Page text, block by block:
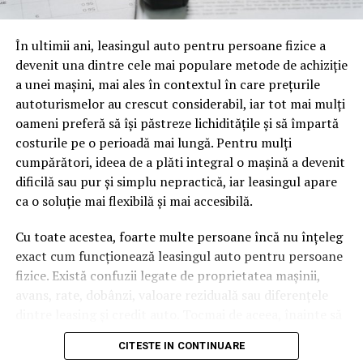
oamenii cu adevărat. Dacă transcrierea ajunge pe o
cuvinte tematice, scrise exact în limbajul în care se
caută.
Apoi vine partea de comportament. O pagină pe care
vizitatorii stau zece, cincisprezece minute ca să
urmărească replay-ul trimite un semnal greu de ignorat.
Google nu îți măsoară direct satisfacția, însă timpul
petrecut, scrollul și revenirile spun ceva despre cât de
util e materialul.
Și mai e ceva ce se uită ușor. Un webinar reușit atrage
linkuri aproape de la sine. Cineva îl menționează într-un
newsletter, altcineva îl citează într-un articol, un
partener îl trimite în comunitatea lui. Fiecare astfel de
tău, iar autoritatea e moneda forte în SEO.
În ultimii ani, leasingul auto pentru persoane fizice a
devenit una dintre cele mai populare metode de achiziție
a unei mașini, mai ales în contextul în care prețurile
autoturismelor au crescut considerabil, iar tot mai mulți
oameni preferă să își păstreze lichiditățile și să împartă
costurile pe o perioadă mai lungă. Pentru mulți
cumpărători, ideea de a plăti integral o mașină a devenit
dificilă sau pur și simplu nepractică, iar leasingul apare
ca o soluție mai flexibilă și mai accesibilă.
Cu toate acestea, foarte multe persoane încă nu înțeleg
exact cum funcționează leasingul auto pentru persoane
fizice. Există confuzii legate de proprietatea mașinii,
avans, rate, dobânzi, valoare reziduală sau diferențele
semnezi orice contract, este important să înțelegi clar
mecanismul acestui tip de finanțare și să știi la ce să fii
CITESTE IN CONTINUARE